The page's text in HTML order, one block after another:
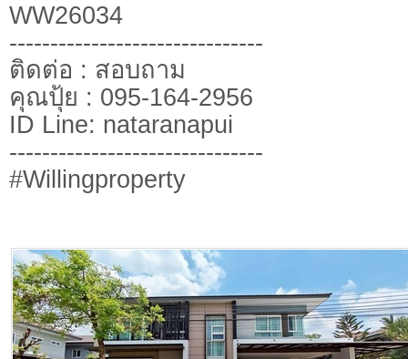
WW26034
-------------------------------
ติดต่อ : สอบถาม
คุณปุ้ย : 095-164-2956
ID Line: nataranapui
-------------------------------
#Willingproperty